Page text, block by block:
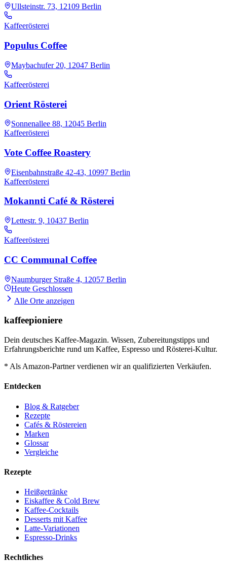
Ullsteinstr. 73, 12109 Berlin
Kaffeerösterei
Populus Coffee
Maybachufer 20, 12047 Berlin
Kaffeerösterei
Orient Rösterei
Sonnenallee 88, 12045 Berlin
Kaffeerösterei
Vote Coffee Roastery
Eisenbahnstraße 42-43, 10997 Berlin
Kaffeerösterei
Mokannti Café & Rösterei
Lettestr. 9, 10437 Berlin
Kaffeerösterei
CC Communal Coffee
Naumburger Straße 4, 12057 Berlin
Heute Geschlossen
Alle Orte anzeigen
kaffeepioniere
Dein deutsches Kaffee-Magazin. Wissen, Zubereitungstipps und
Erfahrungsberichte rund um Kaffee, Espresso und Rösterei-Kultur.
* Als Amazon-Partner verdienen wir an qualifizierten Verkäufen.
Entdecken
Blog & Ratgeber
Rezepte
Cafés & Röstereien
Marken
Glossar
Vergleiche
Rezepte
Heißgetränke
Eiskaffee & Cold Brew
Kaffee-Cocktails
Desserts mit Kaffee
Latte-Variationen
Espresso-Drinks
Rechtliches